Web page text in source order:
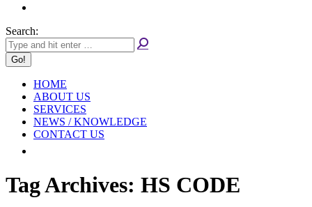
Search:
HOME
ABOUT US
SERVICES
NEWS / KNOWLEDGE
CONTACT US
Tag Archives: HS CODE